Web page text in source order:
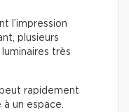
l’impression
plusieurs
très
rapidement
un espace.